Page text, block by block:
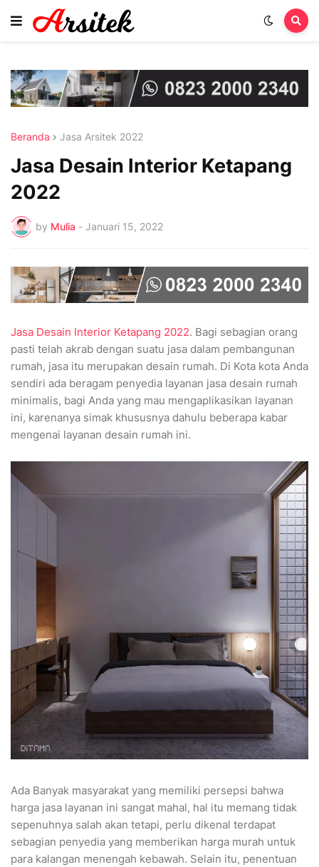
Beranda Jasa Arsitek 2022
Jasa Desain Interior Ketapang
2022
by Mulia - Januari 15, 2022
Jasa Desain Interior Ketapang 2022. Bagi sebagian orang
pasti telah akrab dengan suatu jasa dalam pembangunan
rumah, jasa itu merupakan desain rumah. Di Kota kota Anda
sendiri ada beragam penyedia layanan jasa desain rumah
minimalis, bagi Anda yang mau mengaplikasikan layanan
ini, karenanya simak khususnya dahulu beberapa kabar
mengenai layanan desain rumah ini.
Ada Banyak masyarakat yang memiliki persepsi bahwa
harga jasa layanan ini sangat mahal, hal itu memang tidak
sepenuhnya salah akan tetapi, perlu dikenal terdapat
sebagian penyedia yang memberikan harga murah untuk
para kalangan menengah kebawah. Selain itu, penentuan